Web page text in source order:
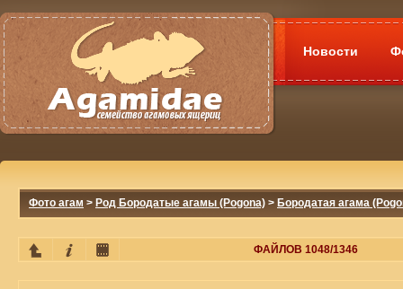
Новости
Фото агам > Род Бородатые агамы (Pogona) > Бородатая агама
ФАЙЛОВ 1048/1346